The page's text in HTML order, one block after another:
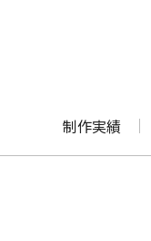
制作実績